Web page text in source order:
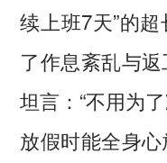
续上班7天”的
了作息紊乱与
坦言：“不用为
放假时能全身